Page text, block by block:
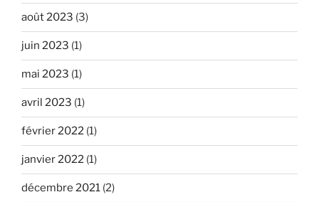
août 2023 (3)
juin 2023 (1)
mai 2023 (1)
avril 2023 (1)
février 2022 (1)
janvier 2022 (1)
décembre 2021 (2)